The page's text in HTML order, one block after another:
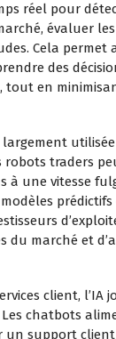
réel pour
évaluer
Cela permet
des
tout en
largement
robots traders
à une vitesse
prédictifs
du marché et
client, l’IA
chatbots
un support